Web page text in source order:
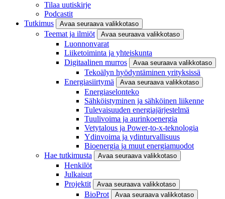
Tilaa uutiskirje
Podcastit
Tutkimus
Avaa seuraava valikkotaso
Teemat ja ilmiöt Avaa seuraava valikkotaso
Luonnonvarat
Liiketoiminta ja yhteiskunta
Digitaalinen murros
Avaa seuraava valikkotaso
Tekoälyn hyödyntäminen yrityksissä
Energiasiirtymä
Avaa seuraava valikkotaso
Energiaselonteko
Sähköistyminen ja sähköinen liikenne
Tulevaisuuden energiajärjestelmä
Tuulivoima ja aurinkoenergia
Vetytalous ja Power-to-x-teknologia
Ydinvoima ja ydinturvallisuus
Bioenergia ja muut energiamuodot
Hae tutkimusta
Avaa seuraava valikkotaso
Henkilöt
Julkaisut
Projektit
Avaa seuraava valikkotaso
BioProt Avaa seuraava valikkotaso